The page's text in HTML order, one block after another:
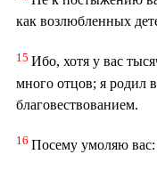
как возлюбленных
15 Ибо, хотя у вас
много отцов; я родил
благовествованием.
16 Посему умоляю вас: